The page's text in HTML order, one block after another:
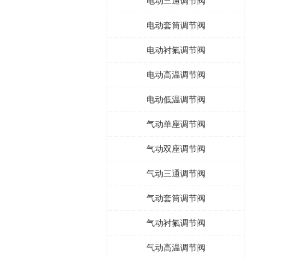
电动套筒调节阀
电动衬氟调节阀
电动高温调节阀
电动低温调节阀
气动单座调节阀
气动双座调节阀
气动三通调节阀
气动套筒调节阀
气动衬氟调节阀
气动高温调节阀